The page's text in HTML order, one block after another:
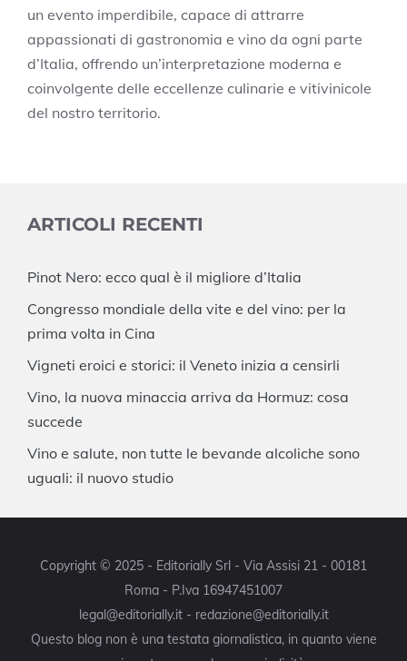
un evento imperdibile, capace di attrarre
appassionati di gastronomia e vino da ogni parte
d’Italia, offrendo un’interpretazione moderna e
coinvolgente delle eccellenze culinarie e vitivinicole
del nostro territorio.
ARTICOLI RECENTI
Pinot Nero: ecco qual è il migliore d’Italia
Congresso mondiale della vite e del vino: per la
prima volta in Cina
Vigneti eroici e storici: il Veneto inizia a censirli
Vino, la nuova minaccia arriva da Hormuz: cosa
succede
Vino e salute, non tutte le bevande alcoliche sono
uguali: il nuovo studio
Copyright © 2025 - Editorially Srl - Via Assisi 21 - 00181
Roma - P.Iva 16947451007
legal@editorially.it - redazione@editorially.it
Questo blog non è una testata giornalistica, in quanto viene